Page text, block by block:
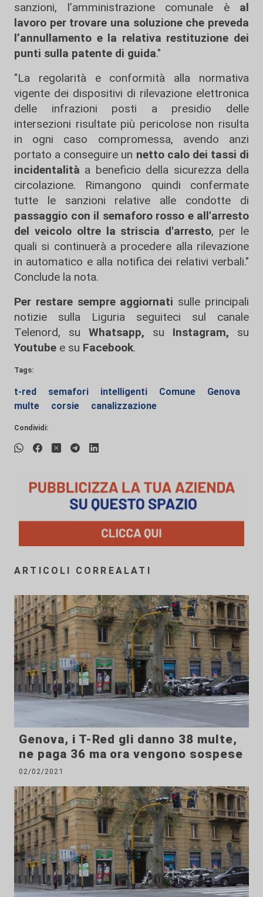
sanzioni, l’amministrazione comunale èal
lavoro per trovare una soluzione che preveda
l’annullamento e la relativa restituzione dei
punti sulla patente di guida."
"La regolarità e conformità alla normativa
vigente dei dispositivi di rilevazione elettronica
delle infrazioni posti a presidio delle
intersezioni risultate più pericolose non risulta
in ogni caso compromessa, avendo anzi
portato a conseguire un netto calo dei tassi di
incidentalità a beneficio della sicurezza della
circolazione. Rimangono quindi confermate
tutte le sanzioni relative alle condotte di
passaggio con il semaforo rosso e all'arresto
del veicolo oltre la striscia d'arresto, per le
quali si continuerà a procedere alla rilevazione
in automatico e alla notifica dei relativi verbali."
Conclude la nota.
Per restare sempre aggiornati sulle principali
notizie sulla Liguria seguiteci sul canale
Telenord, su
Whatsapp, su Instagram, su
Youtube e su Facebook.
Tags:
t-red semafori intelligenti Comune
Genova
multe
corsie canalizzazione
Condividi:
ARTICOLI CORREALATI
Genova, i T-Red gli danno 38 multe,
ne paga 36 ma ora vengono sospese
02/02/2021